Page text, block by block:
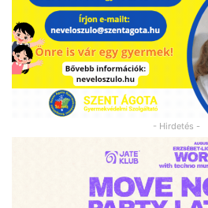
- Hirdetés -